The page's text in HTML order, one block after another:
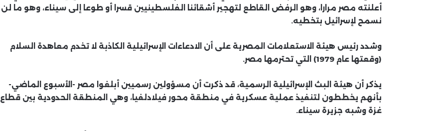
أعلنته مصر مرارا، وهو الرفض القاطع لتهجير أشقائنا الفلسطينيين قسرا أو طوعا إلى سيناء، وهو ما لن
نسمح لإسرائيل بتخطيه.
وشدد رئيس هيئة الاستعلامات المصرية على أن الادعاءات الإسرائيلية الكاذبة لا تخدم معاهدة السلام
(وقعتها عام 1979) التي تحترمها مصر.
يذكر أن هيئة البث الإسرائيلية الرسمية، قد ذكرت أن مسؤولين رسميين أبلغوا مصر -الأسبوع الماضي-
بأنهم يخططون لتنفيذ عملية عسكرية في منطقة محور فيلادلفيا، وهي المنطقة الحدودية بين قطاع
غزة وشبه جزيرة سيناء.